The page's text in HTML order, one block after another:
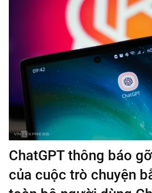
ChatGPT thông báo
của cuộc trò chuyện